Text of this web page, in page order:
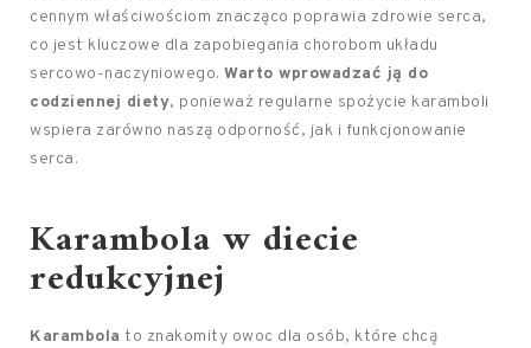
cennym właściwościom znacząco poprawia zdrowie serca,
co jest kluczowe dla zapobiegania chorobom układu
sercowo-naczyniowego. Warto wprowadzać ją do
codziennej diety, ponieważ regularne spożycie karamboli
wspiera zarówno naszą odporność, jak i funkcjonowanie
serca.
Karambola w diecie
redukcyjnej
Karambola to znakomity owoc dla osób, które chcą